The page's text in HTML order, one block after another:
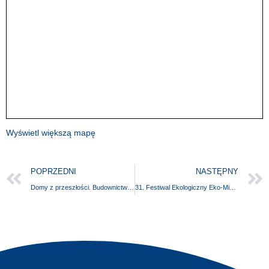
Wyświetl większą mapę
POPRZEDNI NASTĘPNY
31. Festiwal Ekologiczny Eko-Mix “Śladami Rysia” – Płoty!